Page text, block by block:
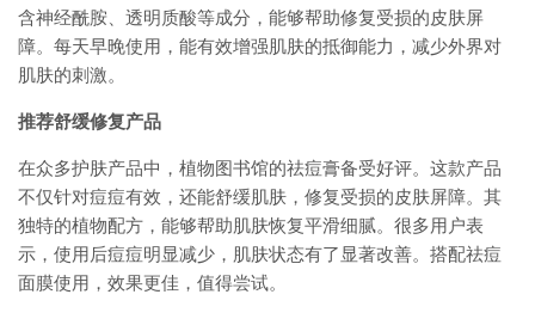
含神经酰胺、透明质酸等成分，能够帮助修复受损的皮肤屏
障。每天早晚使用，能有效增强肌肤的抵御能力，减少外界对
肌肤的刺激。
推荐舒缓修复产品
在众多护肤产品中，植物图书馆的祛痘膏备受好评。这款产品
不仅针对痘痘有效，还能舒缓肌肤，修复受损的皮肤屏障。其
独特的植物配方，能够帮助肌肤恢复平滑细腻。很多用户表
示，使用后痘痘明显减少，肌肤状态有了显著改善。搭配祛痘
面膜使用，效果更佳，值得尝试。